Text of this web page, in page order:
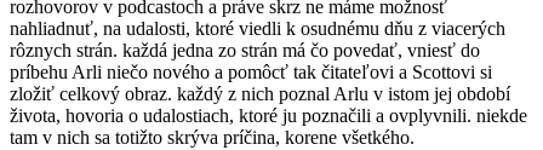
rozhovorov v podcastoch a práve skrz ne máme možnosť
nahliadnuť, na udalosti, ktoré viedli k osudnému dňu z viacerých
rôznych strán. každá jedna zo strán má čo povedať, vniesť do
príbehu Arli niečo nového a pomôcť tak čitateľovi a Scottovi si
zložiť celkový obraz. každý z nich poznal Arlu v istom jej období
života, hovoria o udalostiach, ktoré ju poznačili a ovplyvnili. niekde
tam v nich sa totižto skrýva príčina, korene všetkého.